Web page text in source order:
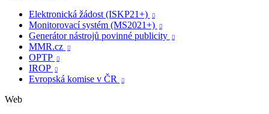
Elektronická žádost (ISKP21+)

Monitorovací systém (MS2021+) 
Generátor nástrojů povinné publicity 
MMR.cz 
OPTP 
IROP 
Evropská komise v ČR 
Web